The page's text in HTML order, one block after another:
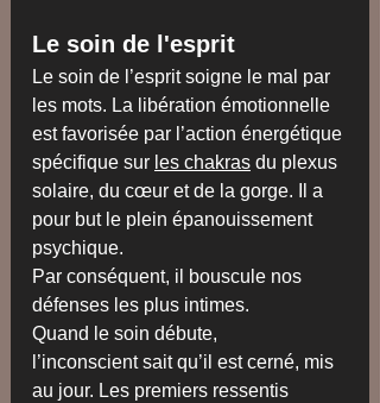
Le soin de l'esprit
Le soin de l’esprit soigne le mal par
les mots. La libération émotionnelle
est favorisée par l’action énergétique
spécifique sur les chakras du plexus
solaire, du cœur et de la gorge. Il a
pour but le plein épanouissement
psychique.
Par conséquent, il bouscule nos
défenses les plus intimes.
Quand le soin débute,
l’inconscient sait qu’il est cerné, mis
au jour. Les premiers ressentis